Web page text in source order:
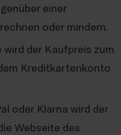
einer
oder mindern.
der Kaufpreis zum
Kreditkartenkonto
oder Klarna wird der
Webseite des